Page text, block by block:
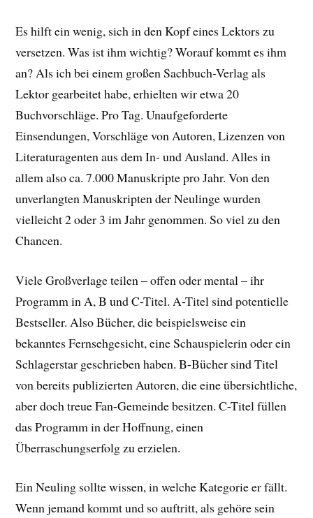
Es hilft ein wenig, sich in den Kopf eines Lektors zu
versetzen. Was ist ihm wichtig? Worauf kommt es ihm
an? Als ich bei einem großen Sachbuch-Verlag als
Lektor gearbeitet habe, erhielten wir etwa 20
Buchvorschläge. Pro Tag. Unaufgeforderte
Einsendungen, Vorschläge von Autoren, Lizenzen von
Literaturagenten aus dem In- und Ausland. Alles in
allem also ca. 7.000 Manuskripte pro Jahr. Von den
unverlangten Manuskripten der Neulinge wurden
vielleicht 2 oder 3 im Jahr genommen. So viel zu den
Chancen.
Viele Großverlage teilen – offen oder mental – ihr
Programm in A, B und C-Titel. A-Titel sind potentielle
Bestseller. Also Bücher, die beispielsweise ein
bekanntes Fernsehgesicht, eine Schauspielerin oder ein
Schlagerstar geschrieben haben. B-Bücher sind Titel
von bereits publizierten Autoren, die eine übersichtliche,
aber doch treue Fan-Gemeinde besitzen. C-Titel füllen
das Programm in der Hoffnung, einen
Überraschungserfolg zu erzielen.
Ein Neuling sollte wissen, in welche Kategorie er fällt.
Wenn jemand kommt und so auftritt, als gehöre sein